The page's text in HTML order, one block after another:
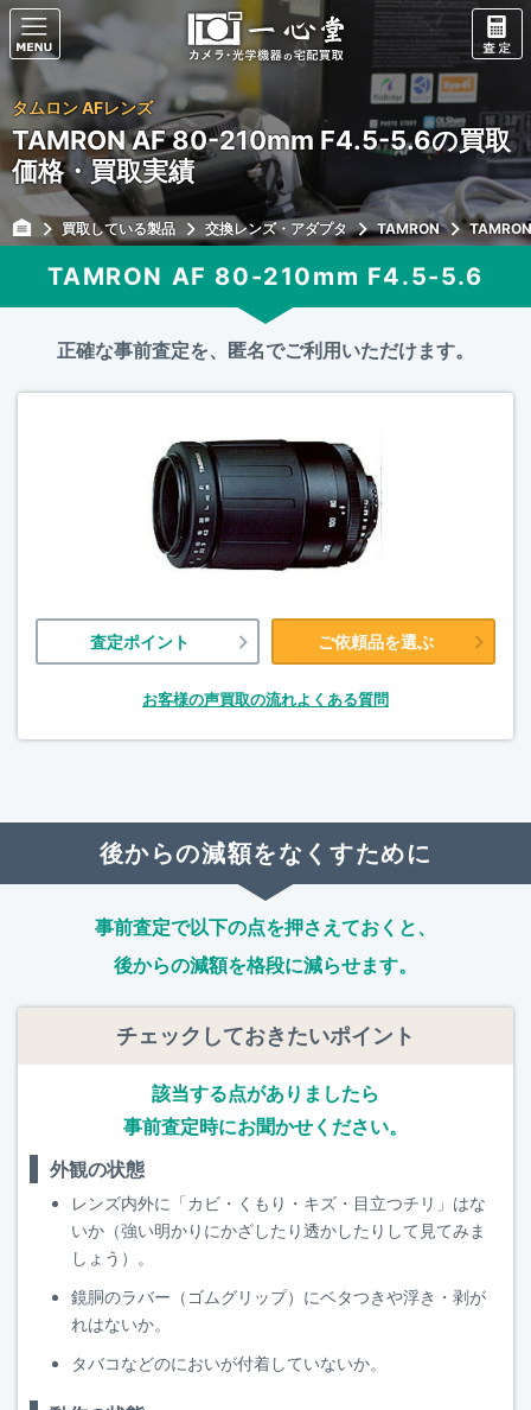
タムロン AFレンズ
TAMRON AF 80-210mm F4.5-5.6の買取
価格・買取実績
買取している製品 交換レンズ・アダプタ TAMRON
TAMRON AF 80-210mm F4.5-5.6
正確な事前査定を、匿名でご利用いただけます。
査定ポイント ご依頼品を選ぶ
お客様の声買取の流れよくある質問
後からの減額をなくすために
事前査定で以下の点を押さえておくと、
後からの減額を格段に減らせます。
チェックしておきたいポイント
該当する点がありましたら
事前査定時にお聞かせください。
外観の状態
レンズ内外に「カビ・くもり・キズ・目立つチリ」はな
いか（強い明かりにかざしたり透かしたりして見てみま
しょう）。
鏡胴のラバー（ゴムグリップ）にベタつきや浮き・剥が
れはないか。
タバコなどのにおいが付着していないか。